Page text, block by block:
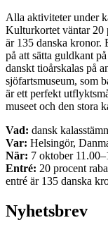
Alla aktiviteter under
Kulturkortet väntar 20
är 135 danska kronor.
på att sätta guldkant
danskt tioårskalas på
sjöfartsmuseum, som
är ett perfekt
museet och den stora
Vad: dansk
Var: Helsingör,
När: 7 oktober
Entré: 20 procent
entré är 135 danska
Nyhetsbrev